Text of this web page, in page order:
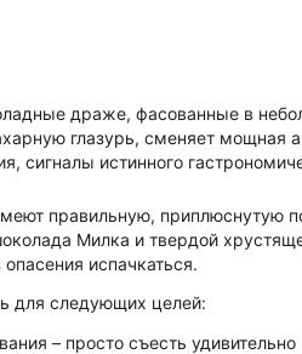
драже, фасованные в
глазурь, сменяет
сигналы истинного
правильную, приплюснутую
Милка и твердой
испачкаться.
для следующих целей:
– просто съесть